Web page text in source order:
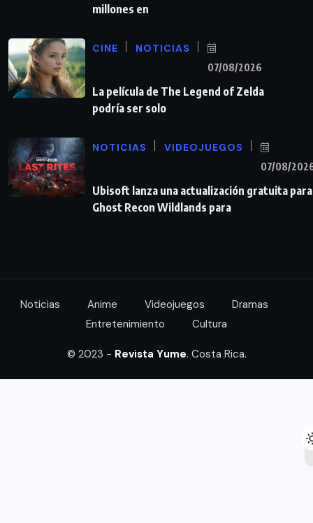
millones en
CINE NOTICIAS
07/08/2026
La película de The Legend of Zelda
podría ser solo
NOTICIAS VIDEOJUEGOS
07/08/
Ubisoft lanza una actualización gratuita para
Ghost Recon Wildlands para
Noticias Anime Videojuegos
Dramas
Entretenimiento
Cultura
© 2023 - Revista Yume. Costa Rica.